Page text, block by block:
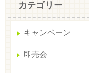
カテゴリー
キャンペーン
即売会